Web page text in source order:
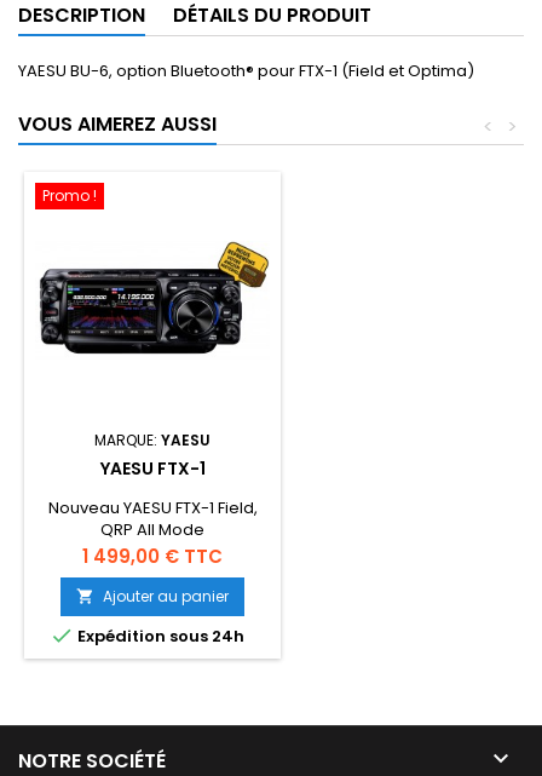
DESCRIPTION DÉTAILS DU PRODUIT
YAESU BU-6, option Bluetooth® pour FTX-1 (Field et Optima)
VOUS AIMEREZ AUSSI >
<
Promo !
MARQUE: YAESU
YAESU FTX-1
Nouveau YAESU FTX-1 Field,
QRP All Mode
HF/50/144/430MHz 10W
transceiver ( avec ampli
100W) tuner automatique
optionnel. Modification
offerte 3 ANS DE GARANTIE
Réference : AH084M003
Prix
1 499,00 € TTC
 Ajouter au panier
 Expédition sous 24h
NOTRE SOCIÉTÉ 